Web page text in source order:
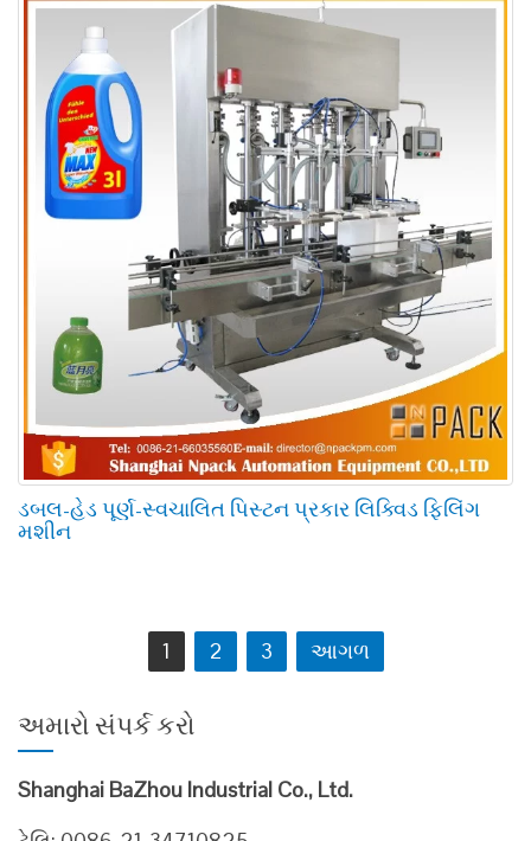
ડબલ-હેડ પૂર્ણ-સ્વચાલિત પિસ્ટન પ્રકાર લિક્વિડ ફિલિંગ
મશીન
1 2 3 આગળ
અમારો સંપર્ક કરો
Shanghai BaZhou Industrial Co., Ltd.